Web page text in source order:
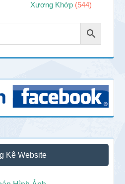
Xương Khớp (544)
Kê Website